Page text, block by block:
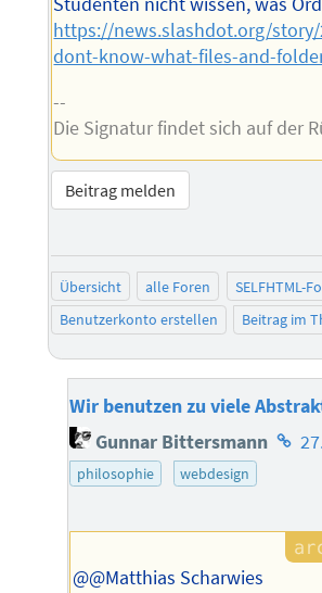
https://news.slashdot.org/
dont-know-what-files-and-
--
Die Signatur findet sich auf der
Beitrag melden
Übersicht alle Foren SELFHTML-
Benutzerkonto erstellen
Beitrag im
Wir benutzen zu viele
Gunnar Bittersmann
philosophie webdesign
@@Matthias Scharwies